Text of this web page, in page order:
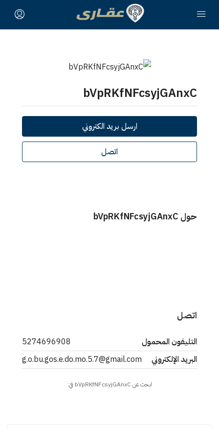
bVpRKfNFcsyjGAnxC
ارسل بريد الكتروني
اتصل
حول bVpRKfNFcsyjGAnxC
اتصل
التليفون المحمول
5274696908
البريد الإلكتروني
g.o.bu.gos.e.do.mo.5.7@gmail.com
ابحث عن bVpRKfNFcsyjGAnxC في: